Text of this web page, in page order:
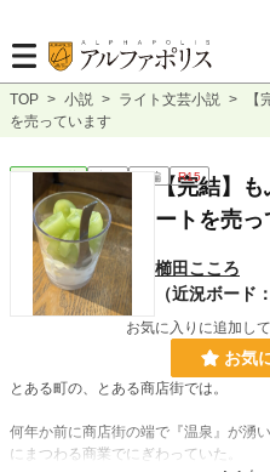
TOP > 小説 > ライト文芸小説 >
を売っています
ライト文芸 完結 長編 R15
【完結】も
ートを売
櫛田こころ
（近況ボード：
お気に入りに追加し
お気
とある町の、とある商店街では。
何年か前に商店街の端で『温泉』が湧
にまつわる商業でにぎわっていた。